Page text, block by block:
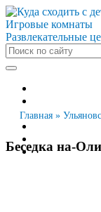
Игровые комнаты
Развлекательные
Санкт-
Казань
Главная »
Беседка на-